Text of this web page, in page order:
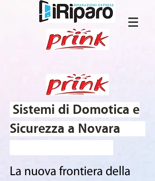
Sistemi di Domotica e
Sicurezza a Novara
La nuova frontiera della